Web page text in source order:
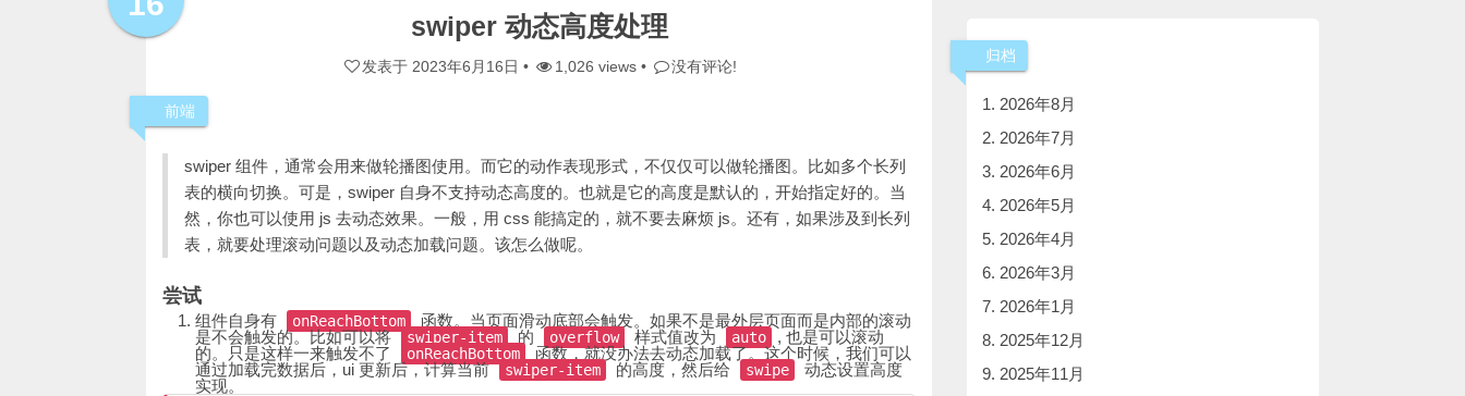
swiper 动态高度处理
发表于 2023年6月16日 • 1,026 views • 没有评论!
前端
swiper 组件，通常会用来做轮播图使用。而它的动作表现形式，不仅仅可以做轮播图。比如多个长列
表的横向切换。可是，swiper 自身不支持动态高度的。也就是它的高度是默认的，开始指定好的。当
然，你也可以使用 js 去动态效果。一般，用 css 能搞定的，就不要去麻烦 js。还有，如果涉及到长列
表，就要处理滚动问题以及动态加载问题。该怎么做呢。
尝试
组件自身有 onReachBottom
函数。当页面滑动底部会触发。如果不是最外层页面而是内部的滚动
是不会触发的。比如可以将
swiper-item 的 overflow 样式值改为 auto
, 也是可以滚动
的。只是这样一来触发不了
onReachBottom
函数，就没办法去动态加载了。这个时候，我们可以
通过加载完数据后，ui 更新后，计算当前
swiper-item 的高度，然后给 swipe
动态设置高度
实现。
归档
2026年8月
2026年7月
2026年6月
2026年5月
2026年4月
2026年3月
2026年1月
2025年12月
2025年11月